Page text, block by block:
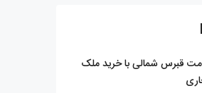
قبرس شمالی با خرید ملک